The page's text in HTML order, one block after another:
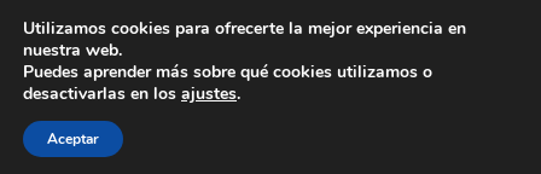
Utilizamos cookies para ofrecerte la mejor experiencia en
nuestra web.
Puedes aprender más sobre qué cookies utilizamos o
desactivarlas en los ajustes.
Aceptar